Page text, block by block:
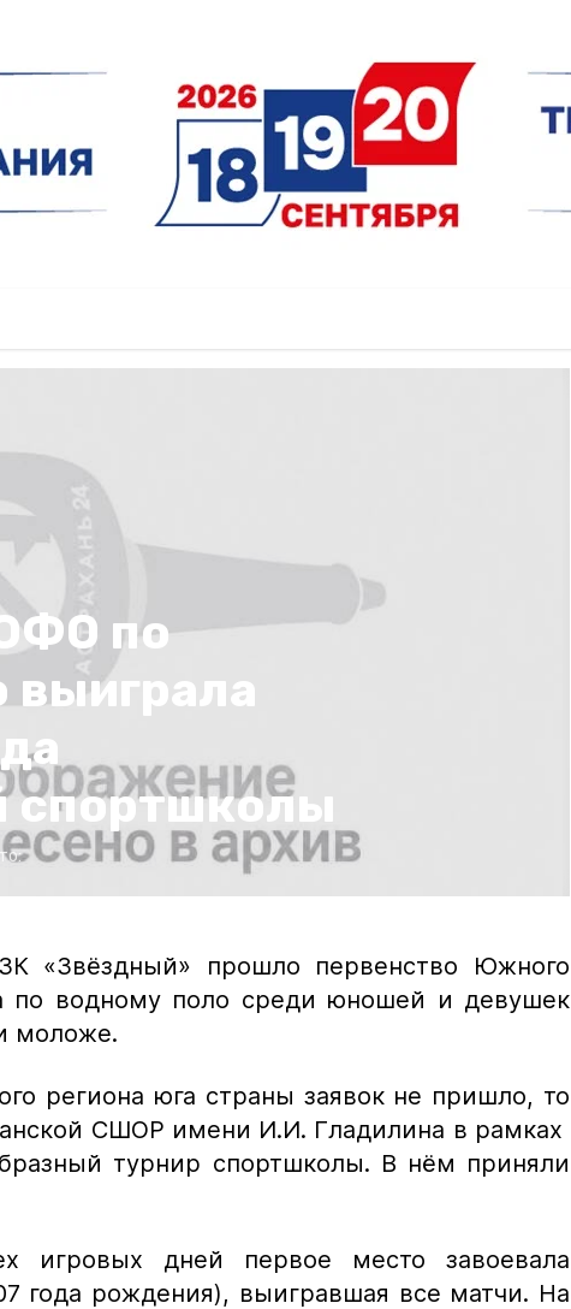
по
выиграла
спортшколы
«Звёздный» прошло первенство Южного
по водному поло среди юношей и девушек
моложе.
региона юга страны заявок не пришло, то
СШОР имени И.И. Гладилина в рамках
турнир спортшколы. В нём приняли
игровых дней первое место завоевала
года рождения), выигравшая все матчи. На